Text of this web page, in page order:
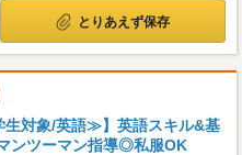
とりあえず保存
生対象/英語≫】英語スキル&基
ンツーマン指導◎私服OK